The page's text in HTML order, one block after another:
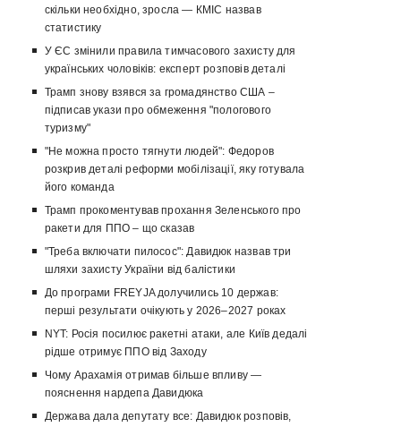
скільки необхідно, зросла — КМІС назвав
статистику
У ЄС змінили правила тимчасового захисту для
українських чоловіків: експерт розповів деталі
Трамп знову взявся за громадянство США –
підписав укази про обмеження "пологового
туризму"
"Не можна просто тягнути людей": Федоров
розкрив деталі реформи мобілізації, яку готувала
його команда
Трамп прокоментував прохання Зеленського про
ракети для ППО – що сказав
"Треба включати пилосос": Давидюк назвав три
шляхи захисту України від балістики
До програми FREYJA долучились 10 держав:
перші результати очікують у 2026–2027 роках
NYT: Росія посилює ракетні атаки, але Київ дедалі
рідше отримує ППО від Заходу
Чому Арахамія отримав більше впливу —
пояснення нардепа Давидюка
Держава дала депутату все: Давидюк розповів,